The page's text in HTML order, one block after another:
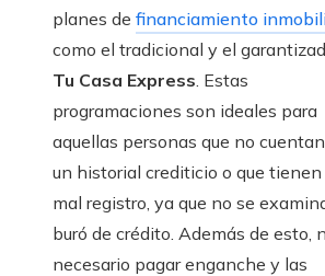
planes de financiamiento
como el tradicional y el
Tu Casa Express . Estas
programaciones son ideales para
aquellas personas que no
un historial crediticio o que tienen
mal registro, ya que no se
buró de crédito. Además de esto,
necesario pagar enganche y las